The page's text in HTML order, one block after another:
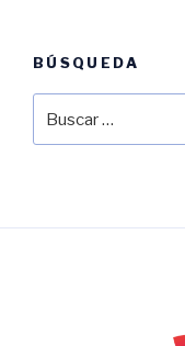
BÚSQUEDA